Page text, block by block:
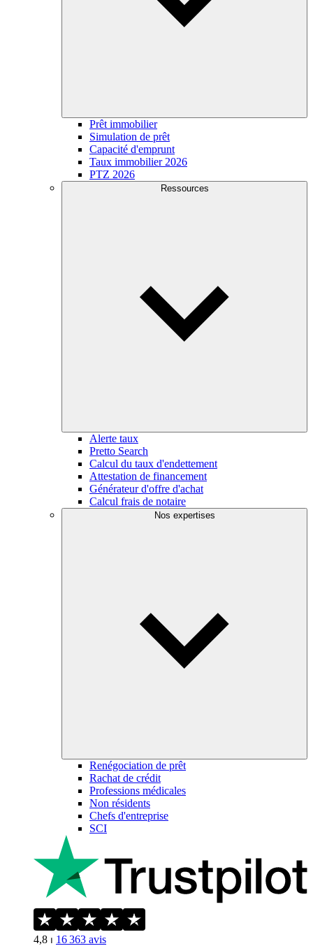
Prêt immobilier
Simulation de prêt
Capacité d'emprunt
Taux immobilier 2026
PTZ 2026
Ressources
Alerte taux
Pretto Search
Calcul du taux d'endettement
Attestation de financement
Générateur d'offre d'achat
Calcul frais de notaire
Nos expertises
Renégociation de prêt
Rachat de crédit
Professions médicales
Non résidents
Chefs d'entreprise
SCI
4,8 ⏐ 16 363 avis